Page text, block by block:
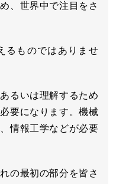
、世界中で注目をさ
るものではありませ
るいは理解するため
要になります。機械
情報工学などが必要
の最初の部分を皆さ